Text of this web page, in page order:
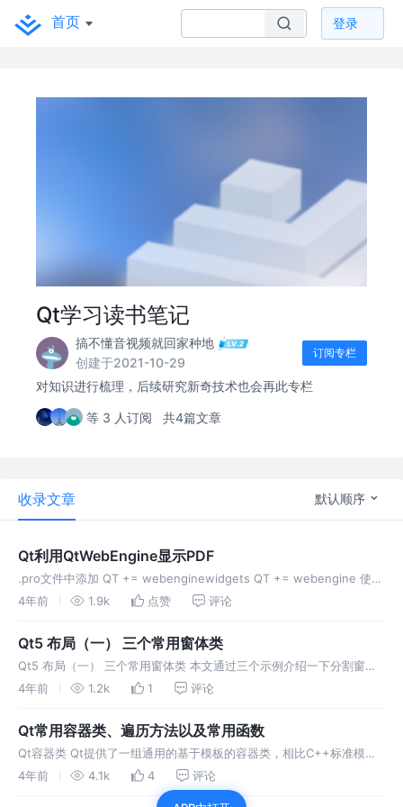
首页 登录
Qt学习读书笔记
搞不懂音视频就回家种地
创建于2021-10-29
订阅专栏
对知识进行梳理，后续研究新奇技术也会再此专栏
等 3 人订阅 共4篇文章
收录文章 默认顺序
Qt利用QtWebEngine显示PDF
.pro文件中添加 QT += webenginewidgets QT += webengine 使用
头文件<QtWebEngineWidgets/QtWebEngineWidgets> 关键代码 Q
4年前 1.9k 点赞 评论
Qt5 布局（一） 三个常用窗体类
Qt5 布局（一） 三个常用窗体类 本文通过三个示例介绍一下分割窗口
QSplitter类、停靠窗口QDockWidget
4年前 1.2k 1 评论
Qt常用容器类、遍历方法以及常用函数
Qt容器类 Qt提供了一组通用的基于模板的容器类，相比C++标准模板
库，Qt的容器更轻量安全且更容易使用。同时在速度，内存消耗和内联
代码等方面进行了优化。 Qt容器可存储的必须是可赋值的数据类型
4年前 4.1k 4 评论